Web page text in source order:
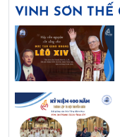
VINH SƠN THẾ